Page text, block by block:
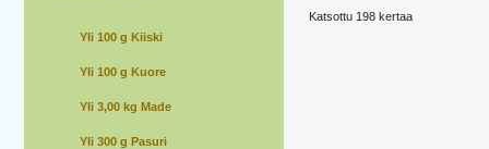
Yli 100 g Kiiski
Yli 100 g Kuore
Yli 3,00 kg Made
Yli 300 g Pasuri
Katsottu 198 kertaa